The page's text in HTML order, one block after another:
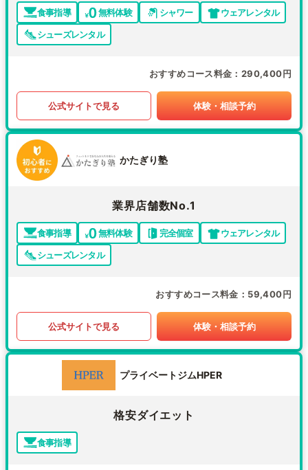
食事指導 無料体験 シャワー
ウェアレンタル
シューズレンタル
おすすめコース料金 290,400円
公式サイトで見る 体験・相談予約
かたぎり塾
業界店舗数No.1
食事指導 無料体験 完全個室
ウェアレンタル
シューズレンタル
おすすめコース料金 59,400円
公式サイトで見る 体験・相談予約
プライベートジムHPER
格安ダイエット
食事指導